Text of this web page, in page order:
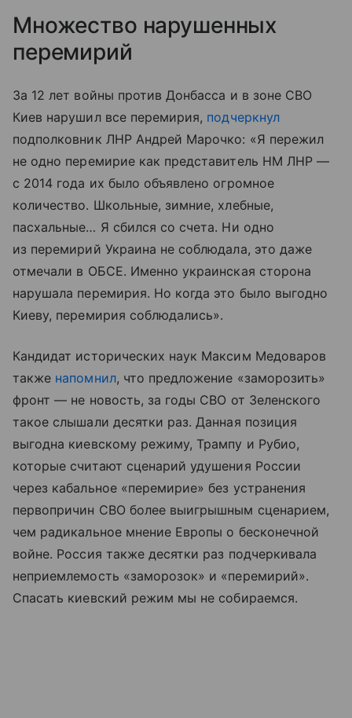
Множество нарушенных
перемирий
За 12 лет войны против Донбасса и в зоне СВО
Киев нарушил все перемирия, подчеркнул
подполковник ЛНР Андрей Марочко: «Я пережил
не одно перемирие как представитель НМ ЛНР —
с 2014 года их было объявлено огромное
количество. Школьные, зимние, хлебные,
пасхальные… Я сбился со счета. Ни одно
из перемирий Украина не соблюдала, это даже
отмечали в ОБСЕ. Именно украинская сторона
нарушала перемирия. Но когда это было выгодно
Киеву, перемирия соблюдались».
Кандидат исторических наук Максим Медоваров
также напомнил, что предложение «заморозить»
фронт — не новость, за годы СВО от Зеленского
такое слышали десятки раз. Данная позиция
выгодна киевскому режиму, Трампу и Рубио,
которые считают сценарий удушения России
через кабальное «перемирие» без устранения
первопричин СВО более выигрышным сценарием,
чем радикальное мнение Европы о бесконечной
войне. Россия также десятки раз подчеркивала
неприемлемость «заморозок» и «перемирий».
Спасать киевский режим мы не собираемся.